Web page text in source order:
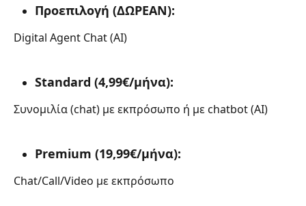
Προεπιλογή (ΔΩΡΕΑΝ):
Digital Agent Chat (AI)
Standard (4,99€/μήνα):
Συνομιλία (chat) με εκπρόσωπο ή με chatbot (AI)
Premium (19,99€/μήνα):
Chat/Call/Video με εκπρόσωπο